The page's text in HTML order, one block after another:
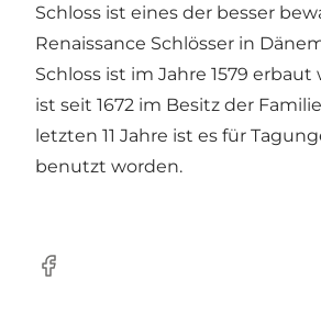
Schloss ist eines der besser
Renaissance Schlösser in
Schloss ist im Jahre 1579
ist seit 1672 im Besitz der
letzten 11 Jahre ist es für
benutzt worden.
Facebook